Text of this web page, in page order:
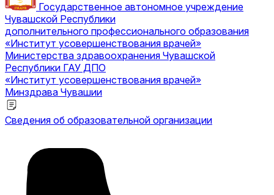
Государственное автономное учреждение
Чувашской Республики
дополнительного профессионального образования
«Институт усовершенствования врачей»
Министерства здравоохранения Чувашской
Республики ГАУ ДПО
«Институт усовершенствования врачей»
Минздрава Чувашии
Сведения об образовательной организации